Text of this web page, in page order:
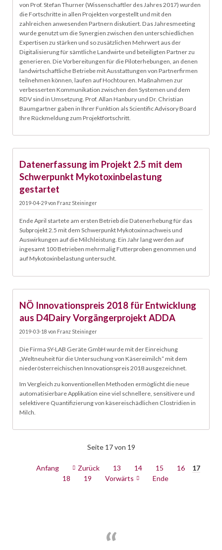
von Prof. Stefan Thurner (Wissenschaftler des Jahres 2017) wurden
die Fortschritte in allen Projekten vorgestellt und mit den
zahlreichen anwesenden Partnern diskutiert. Das Jahresmeeting
wurde genutzt um die Synergien zwischen den unterschiedlichen
Expertisen zu stärken und so zusätzlichen Mehrwert aus der
Digitalisierung für sämtliche Landwirte und beteiligten Partner zu
generieren. Die Vorbereitungen für die Piloterhebungen, an denen
landwirtschaftliche Betriebe mit Ausstattungen von Partnerfirmen
teilnehmen können, laufen auf Hochtouren. Maßnahmen zur
verbesserten Kommunikation zwischen den Systemen und dem
RDV sind in Umsetzung. Prof. Allan Hanbury und Dr. Christian
Baumgartner gaben in Ihrer Funktion als Scientific Advisory Board
Ihre Rückmeldung zum Projektfortschritt.
29.04.
Datenerfassung im Projekt 2.5 mit dem
Schwerpunkt Mykotoxinbelastung
gestartet
2019-04-29von Franz Steininger
Ende April startete am ersten Betrieb die Datenerhebung für das
Subprojekt 2.5 mit dem Schwerpunkt Mykotoxinnachweis und
Auswirkungen auf die Milchleistung. Ein Jahr lang werden auf
ingesamt 100 Betrieben mehrmalig Futterproben genommen und
auf Mykotoxinbelastung untersucht.
18.03.
NÖ Innovationspreis 2018 für Entwicklung
aus D4Dairy Vorgängerprojekt ADDA
2019-03-18 von Franz Steininger
Die Firma SY-LAB Geräte GmbH wurde mit der Einreichung
„Weltneuheit für die Untersuchung von Käsereimilch“ mit dem
niederösterreichischen Innovationspreis 2018 ausgezeichnet.
Im Vergleich zu konventionellen Methoden ermöglicht die neue
automatisierbare Applikation eine viel schnellere, sensitivere und
selektivere Quantifizierung von käsereischädlichen Clostridien in
Milch.
Seite 17 von 19
Anfang Zurück 13 14 15 16
17
18
19 Vorwärts Ende